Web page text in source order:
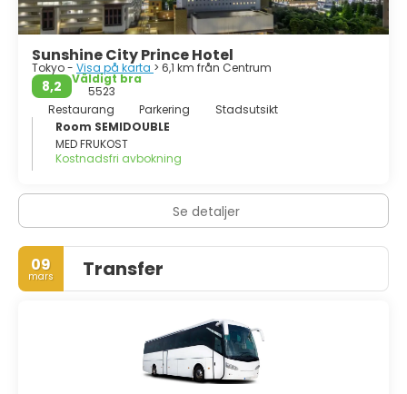
Sunshine City Prince Hotel
Tokyo - Visa på karta > 6,1 km från Centrum
8,2
Väldigt bra
5523
Restaurang
Parkering
Stadsutsikt
Room SEMIDOUBLE
MED FRUKOST
Kostnadsfri avbokning
Se detaljer
09
mars Transfer